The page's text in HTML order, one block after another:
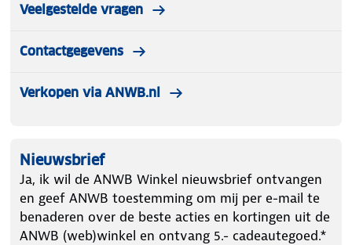
Veelgestelde vragen
Contactgegevens
Verkopen via ANWB.nl
Nieuwsbrief
Ja, ik wil de ANWB Winkel nieuwsbrief ontvangen
en geef ANWB toestemming om mij per e-mail te
benaderen over de beste acties en kortingen uit de
ANWB (web)winkel en ontvang 5.- cadeautegoed.*